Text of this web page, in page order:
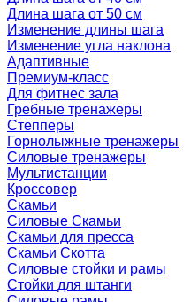
Длина шага от 50 см
Изменение длины шага
Изменение угла наклона
Адаптивные
Премиум-класс
Для фитнес зала
Гребные тренажеры
Степперы
Горнолыжные тренажеры
Силовые тренажеры
Мультистанции
Кроссовер
Скамьи
Силовые Скамьи
Скамьи для пресса
Скамьи Скотта
Силовые стойки и рамы
Стойки для штанги